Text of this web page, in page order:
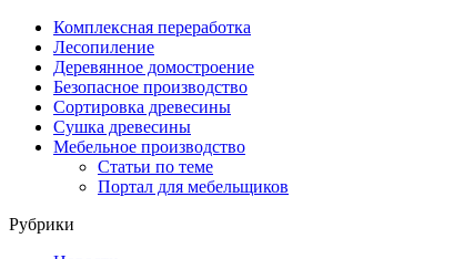
Комплексная переработка
Лесопиление
Деревянное домостроение
Безопасное производство
Сортировка древесины
Сушка древесины
Мебельное производство
Статьи по теме
Портал для мебельщиков
Рубрики